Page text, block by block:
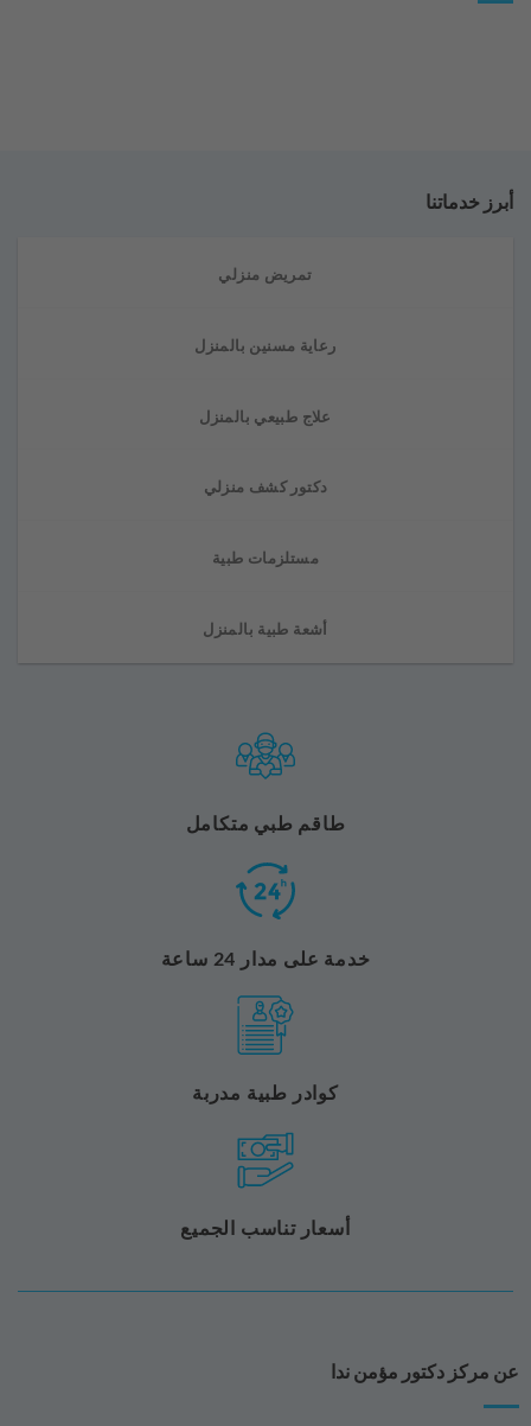
أبرز خدماتنا
تمريض منزلي
رعاية مسنين بالمنزل
علاج طبيعي بالمنزل
دكتور كشف منزلي
مستلزمات طبية
أشعة طبية بالمنزل
طاقم طبي متكامل
خدمة على مدار 24 ساعة
كوادر طبية مدربة
أسعار تناسب الجميع
عن مركز دكتور مؤمن ندا